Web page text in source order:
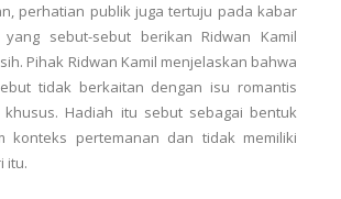
perhatian publik juga tertuju pada kabar
yang sebut-sebut berikan Ridwan Kamil
Pihak Ridwan Kamil menjelaskan bahwa
tidak berkaitan dengan isu romantis
khusus. Hadiah itu sebut sebagai bentuk
konteks pertemanan dan tidak memiliki
itu.